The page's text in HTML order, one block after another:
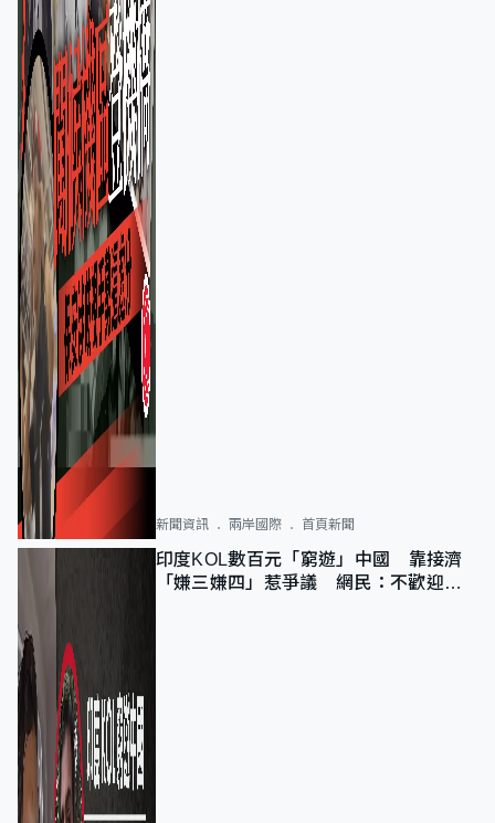
新聞資訊 兩岸國際 首頁新聞
印度KOL數百元「窮遊」中國 靠接濟
「嫌三嫌四」惹爭議 網民：不歡迎劣